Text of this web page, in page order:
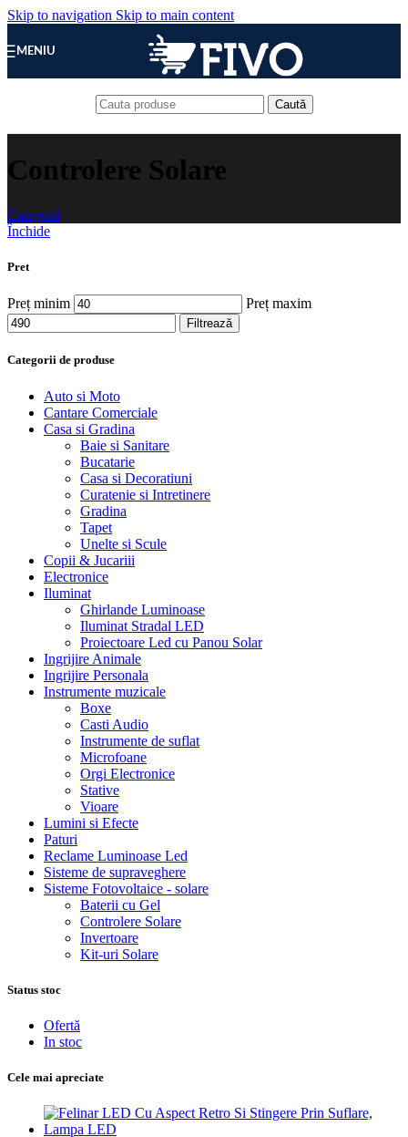
Skip to navigation Skip to main content
MENIU
Caută
Controlere Solare
Categorii
Închide
Pret
Preț minim Preț maxim
Filtrează
Categorii de produse
Auto si Moto
Cantare Comerciale
Casa si Gradina
Baie si Sanitare
Bucatarie
Casa si Decoratiuni
Curatenie si Intretinere
Gradina
Tapet
Unelte si Scule
Copii & Jucariii
Electronice
Iluminat
Ghirlande Luminoase
Iluminat Stradal LED
Proiectoare Led cu Panou Solar
Ingrijire Animale
Ingrijire Personala
Instrumente muzicale
Boxe
Casti Audio
Instrumente de suflat
Microfoane
Orgi Electronice
Stative
Vioare
Lumini si Efecte
Paturi
Reclame Luminoase Led
Sisteme de supraveghere
Sisteme Fotovoltaice - solare
Baterii cu Gel
Controlere Solare
Invertoare
Kit-uri Solare
Status stoc
Ofertă
In stoc
Cele mai apreciate